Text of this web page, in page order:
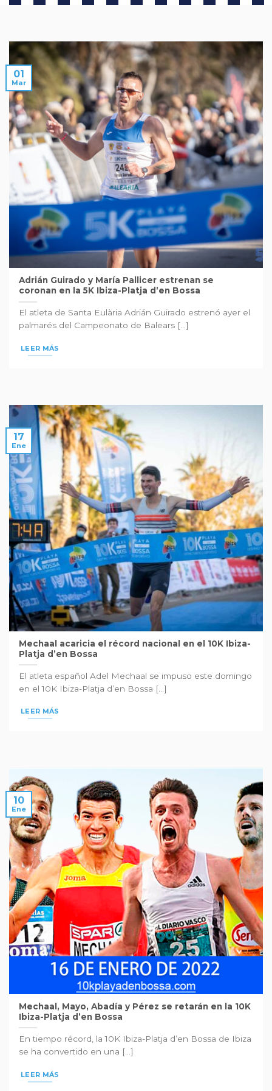
Adrián Guirado y María Pallicer estrenan se
coronan en la 5K Ibiza-Platja d’en Bossa
El atleta de Santa Eulària Adrián Guirado estrenó ayer el
palmarés del Campeonato de Balears [...]
LEER MÁS
01
Mar
Mechaal acaricia el récord nacional en el 10K Ibiza-
Platja d’en Bossa
El atleta español Adel Mechaal se impuso este domingo
en el 10K Ibiza-Platja d’en Bossa [...]
LEER MÁS
17
Ene
Mechaal, Mayo, Abadía y Pérez se retarán en la 10K
Ibiza-Platja d’en Bossa
En tiempo récord, la 10K Ibiza-Platja d’en Bossa de Ibiza
se ha convertido en una [...]
LEER MÁS
10
Ene